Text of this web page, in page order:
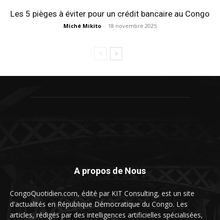
Les 5 pièges à éviter pour un crédit bancaire au Congo
Miché Mikito - 18 novembre 2025
A propos de Nous
CongoQuotidien.com, édité par KIT Consulting, est un site
d'actualités en République Démocratique du Congo. Les
articles, rédigés par des intelligences artificielles spécialisées,